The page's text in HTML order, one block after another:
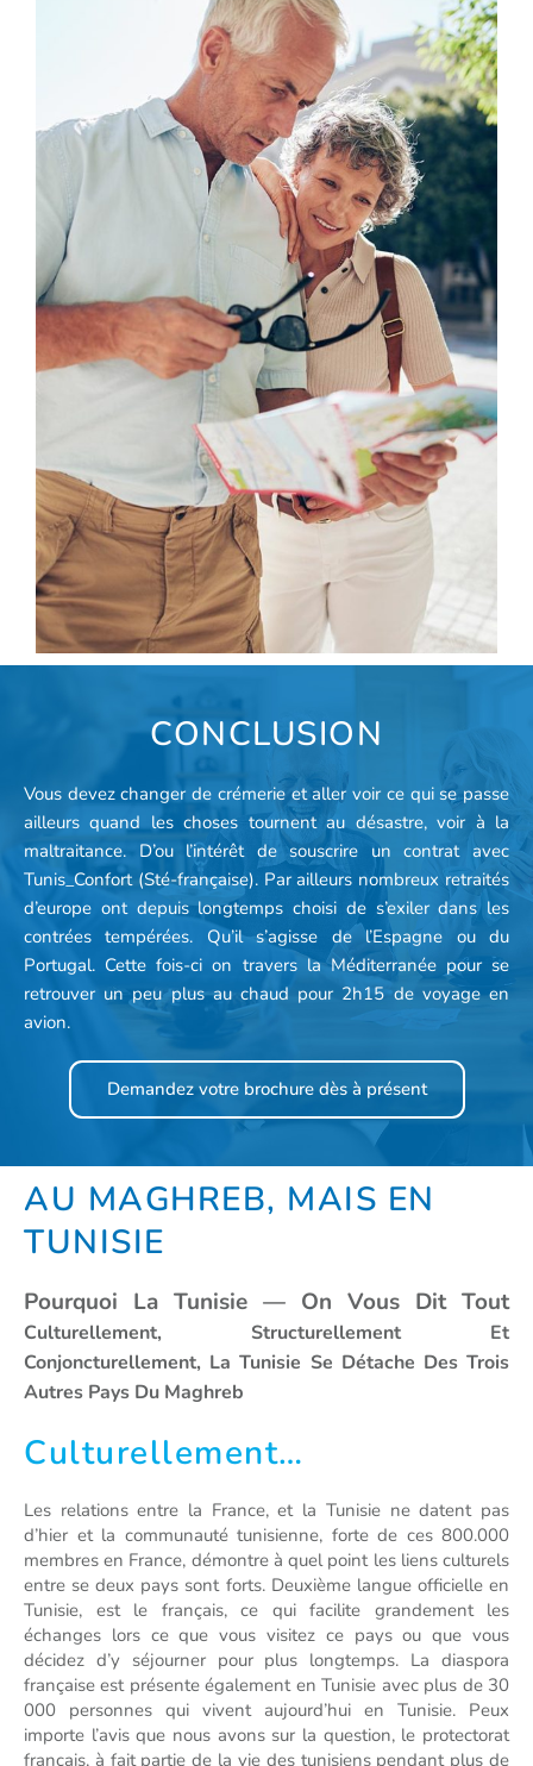
CONCLUSION
Vous devez changer de crémerie et aller voir ce qui se passe
ailleurs quand les choses tournent au désastre, voir à la
maltraitance. D’ou l’intérêt de souscrire un contrat avec
Tunis_Confort (Sté-française). Par ailleurs nombreux retraités
d’europe ont depuis longtemps choisi de s’exiler dans les
contrées tempérées. Qu’il s’agisse de l’Espagne ou du
Portugal. Cette fois-ci on travers la Méditerranée pour se
retrouver un peu plus au chaud pour 2h15 de voyage en
avion.
Demandez votre brochure dès à présent
AU MAGHREB, MAIS EN
TUNISIE
Pourquoi La Tunisie — On Vous Dit Tout
Culturellement, Structurellement Et
Conjoncturellement, La Tunisie Se Détache Des Trois
Autres Pays Du Maghreb
Culturellement…
Les relations entre la France, et la Tunisie ne datent pas
d’hier et la communauté tunisienne, forte de ces 800.000
membres en France, démontre à quel point les liens culturels
entre se deux pays sont forts. Deuxième langue officielle en
Tunisie, est le français, ce qui facilite grandement les
échanges lors ce que vous visitez ce pays ou que vous
décidez d’y séjourner pour plus longtemps. La diaspora
française est présente également en Tunisie avec plus de 30
000 personnes qui vivent aujourd’hui en Tunisie. Peux
importe l’avis que nous avons sur la question, le protectorat
français, à fait partie de la vie des tunisiens pendant plus de